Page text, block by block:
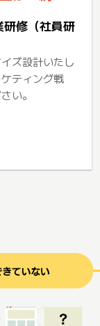
修（社員研
ズ設計いたし
ティング戦
い。